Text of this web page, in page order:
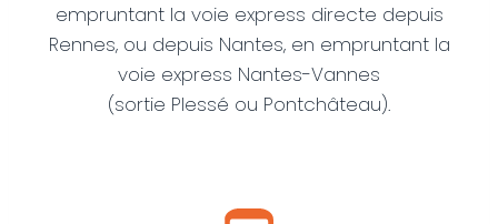
empruntant la voie express directe depuis
Rennes, ou depuis Nantes, en empruntant la
voie express Nantes-Vannes
(sortie Plessé ou Pontchâteau).